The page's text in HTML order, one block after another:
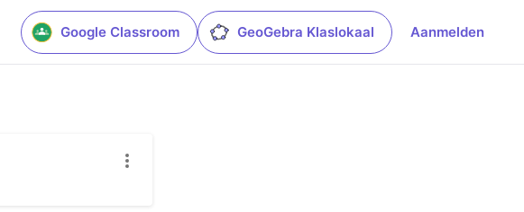
Google Classroom GeoGebra Klaslokaal Aanmelden